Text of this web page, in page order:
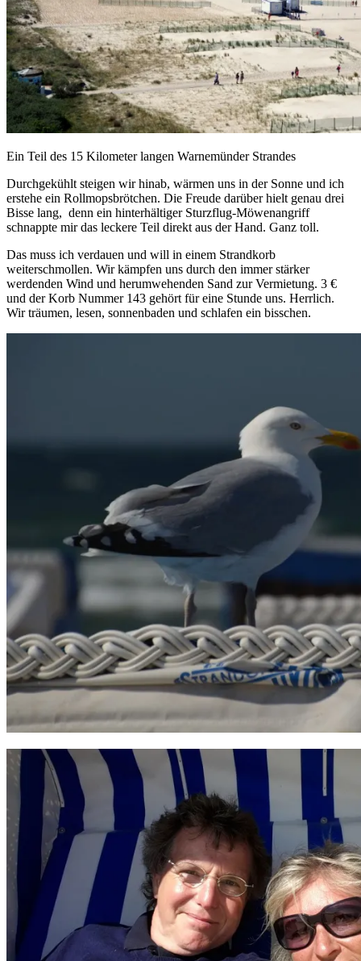
Ein Teil des 15 Kilometer langen Warnemünder Strandes
Durchgekühlt steigen wir hinab, wärmen uns in der Sonne und ich
erstehe ein Rollmopsbrötchen. Die Freude darüber hielt genau drei
Bisse lang, denn ein hinterhältiger Sturzflug-Möwenangriff
schnappte mir das leckere Teil direkt aus der Hand. Ganz toll.
Das muss ich verdauen und will in einem Strandkorb
weiterschmollen. Wir kämpfen uns durch den immer stärker
werdenden Wind und herumwehenden Sand zur Vermietung. 3 €
und der Korb Nummer 143 gehört für eine Stunde uns. Herrlich.
Wir träumen, lesen, sonnenbaden und schlafen ein bisschen.